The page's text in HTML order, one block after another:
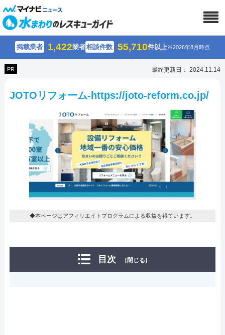
掲載業者 1,422業者相談件数 55,710件以上※2026年8月時点
PR 最終更新日： 2024.11.14
JOTOリフォーム-https://joto-reform.co.jp/
◆本ページはアフィリエイトプログラムによる収益を得ています。
目次 [閉じる]